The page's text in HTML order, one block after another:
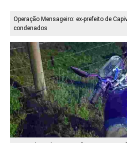
Operação Mensageiro: ex-prefeito de
condenados